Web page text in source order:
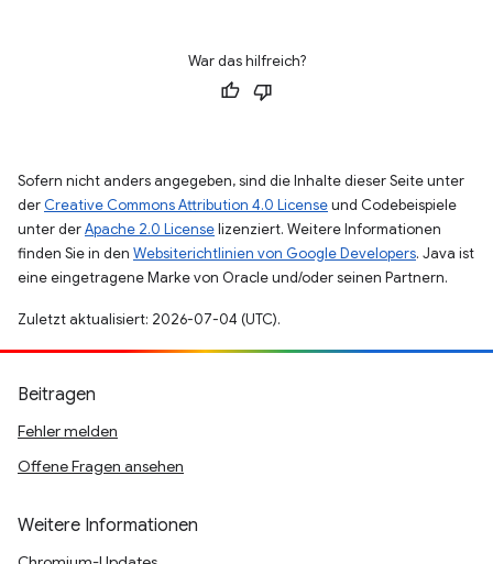
War das hilfreich?
Sofern nicht anders angegeben, sind die Inhalte dieser Seite unter
der Creative Commons Attribution 4.0 Licenseund Codebeispiele
unter derApache 2.0 Licenselizenziert. Weitere Informationen
finden Sie in den Websiterichtlinien von Google Developers. Java ist
eine eingetragene Marke von Oracle und/oder seinen Partnern.
Zuletzt aktualisiert: 2026-07-04 (UTC).
Beitragen
Fehler melden
Offene Fragen ansehen
Weitere Informationen